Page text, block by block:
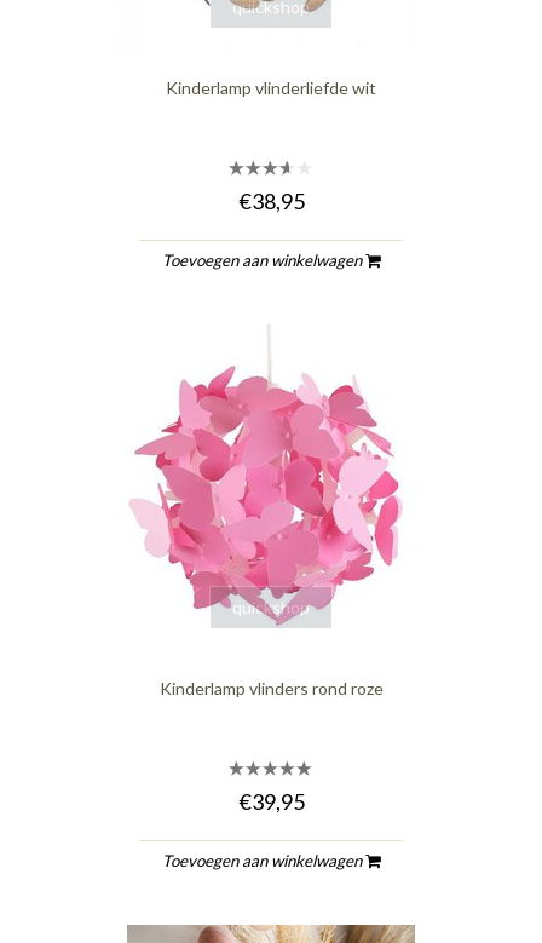
quickshop
Kinderlamp vlinderliefde wit
€38,95
Toevoegen aan winkelwagen
quickshop
Kinderlamp vlinders rond roze
€39,95
Toevoegen aan winkelwagen